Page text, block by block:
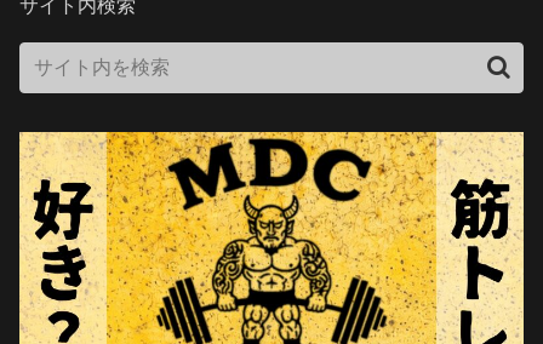
サイト内検索